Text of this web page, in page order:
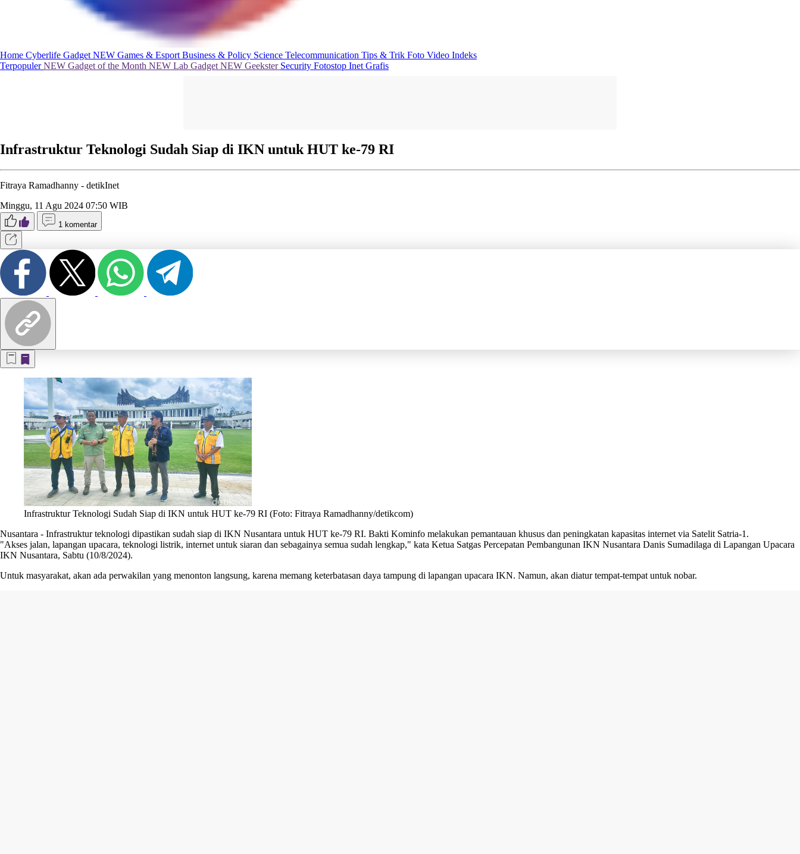
Home Cyberlife Gadget NEW Games & Esport Business & Policy Science Telecommunication Tips & Trik Foto Video Indeks
TerpopulerNEW Gadget of the Month NEW Lab Gadget NEW Geekster Security Fotostop Inet Grafis
Infrastruktur Teknologi Sudah Siap di IKN untuk HUT ke-79 RI
Fitraya Ramadhanny - detikInet
Minggu, 11 Agu 2024 07:50 WIB
1 komentar
Infrastruktur Teknologi Sudah Siap di IKN untuk HUT ke-79 RI (Foto: Fitraya Ramadhanny/detikcom)
Nusantara - Infrastruktur teknologi dipastikan sudah siap di IKN Nusantara untuk HUT ke-79 RI. Bakti Kominfo melakukan pemantauan khusus dan peningkatan kapasitas internet via Satelit Satria-1.
"Akses jalan, lapangan upacara, teknologi listrik, internet untuk siaran dan sebagainya semua sudah lengkap," kata Ketua Satgas Percepatan Pembangunan IKN Nusantara Danis Sumadilaga di Lapangan Upacara
IKN Nusantara, Sabtu (10/8/2024).
Untuk masyarakat, akan ada perwakilan yang menonton langsung, karena memang keterbatasan daya tampung di lapangan upacara IKN. Namun, akan diatur tempat-tempat untuk nobar.